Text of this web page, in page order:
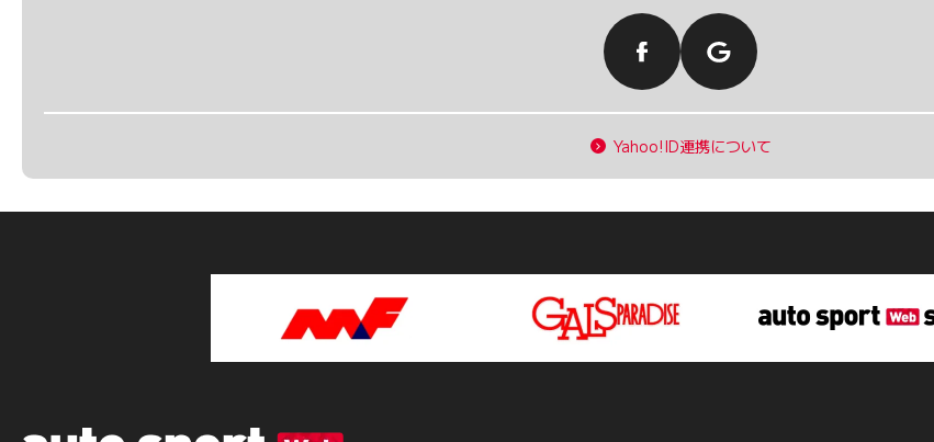
Yahoo!ID連携について